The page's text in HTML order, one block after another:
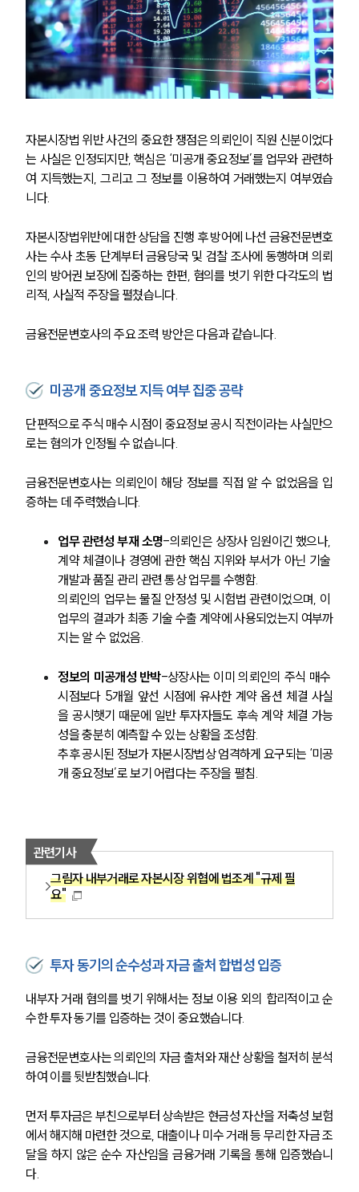
자본시장법 위반 사건의 중요한 쟁점은 의뢰인이 직원 신분이었다
는 사실은 인정되지만, 핵심은 ‘미공개 중요정보’를 업무와 관련하
여 지득했는지, 그리고 그 정보를 이용하여 거래했는지 여부였습
니다.
자본시장법위반에 대한 상담을 진행 후 방어에 나선 금융전문변호
사는 수사 초동 단계부터 금융당국 및 검찰 조사에 동행하며 의뢰
인의 방어권 보장에 집중하는 한편, 혐의를 벗기 위한 다각도의 법
리적, 사실적 주장을 펼쳤습니다.
금융전문변호사의 주요 조력 방안은 다음과 같습니다.
미공개 중요정보 지득 여부 집중 공략
단편적으로 주식 매수 시점이 중요정보 공시 직전이라는 사실만으
로는 혐의가 인정될 수 없습니다.
금융전문변호사는 의뢰인이 해당 정보를 직접 알 수 없었음을 입
증하는 데 주력했습니다.
업무 관련성 부재 소명-의뢰인은 상장사 임원이긴 했으나,
계약 체결이나 경영에 관한 핵심 지위와 부서가 아닌 기술
개발과 품질 관리 관련 통상 업무를 수행함.
의뢰인의 업무는 물질 안정성 및 시험법 관련이었으며, 이
업무의 결과가 최종 기술 수출 계약에 사용되었는지 여부까
지는 알 수 없었음.
정보의 미공개성 반박-상장사는 이미 의뢰인의 주식 매수
시점보다 5개월 앞선 시점에 유사한 계약 옵션 체결 사실
을 공시햇기 때문에 일반 투자자들도 후속 계약 체결 가능
성을 충분히 예측할 수 있는 상황을 조성함.
추후 공시된 정보가 자본시장법상 엄격하게 요구되는 ‘미공
개 중요정보’로 보기 어렵다는 주장을 펼침.
관련기사
그림자 내부거래로 자본시장 위협에 법조계 "규제 필
요"
투자 동기의 순수성과 자금 출처 합법성 입증
내부자 거래 혐의를 벗기 위해서는 정보 이용 외의 합리적이고 순
수한 투자 동기를 입증하는 것이 중요했습니다.
금융전문변호사는 의뢰인의 자금 출처와 재산 상황을 철저히 분석
하여 이를 뒷받침했습니다.
먼저 투자금은 부친으로부터 상속받은 현금성 자산을 저축성 보험
에서 해지해 마련한 것으로, 대출이나 미수 거래 등 무리한 자금 조
달을 하지 않은 순수 자산임을 금융거래 기록을 통해 입증했습니
다.